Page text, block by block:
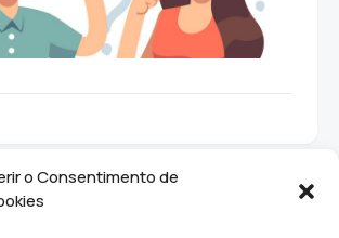
o Consentimento de